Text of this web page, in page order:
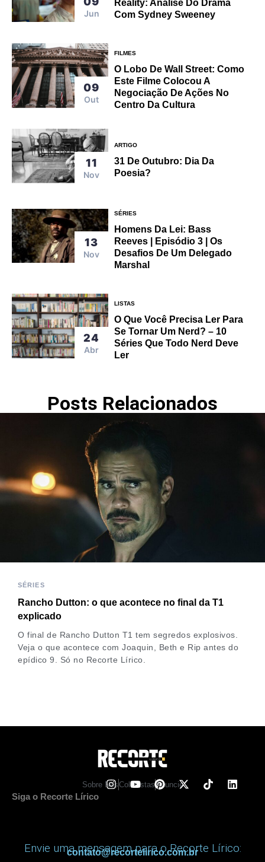
Jun
Reality: Análise Do Drama
Com Sydney Sweeney
09
Out
FILMES
O Lobo De Wall Street: Como
Este Filme Colocou A
Negociação De Ações No
Centro Da Cultura
11
Nov
ARTIGO
31 De Outubro: Dia Da
Poesia?
13
Nov
SÉRIES
Homens Da Lei: Bass
Reeves | Episódio 3 | Os
Desafios De Um Delegado
Marshal
24
Abr
LISTAS
O Que Você Precisa Ler Para
Se Tornar Um Nerd? – 10
Séries Que Todo Nerd Deve
Ler
Posts Relacionados
SÉRIES
Rancho Dutton: o que acontece no final da T1
explicado
O final de Rancho Dutton T1 tem segredos explosivos.
Veja o que acontece com Joaquin, Beth e Rip antes do
epídico 9. Só no Recorte Lírico.
Sobre NosColunistasAnuncie
Siga o Recorte Lírico
Envie uma mensagem para o Recorte Lírico:
contato@recortelirico.com.br